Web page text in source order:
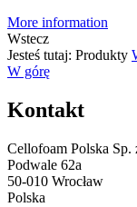
More information
Wstecz
Jesteś tutaj: Produkty
W górę
Kontakt
Cellofoam Polska Sp.
Podwale 62a
50-010 Wrocław
Polska